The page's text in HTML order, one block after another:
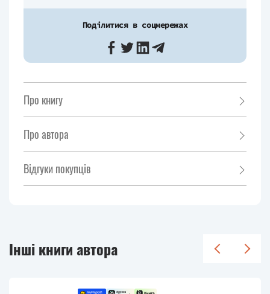
Поділитися в соцмережах
Про книгу
Про автора
Відгуки покупців
Інші книги автора